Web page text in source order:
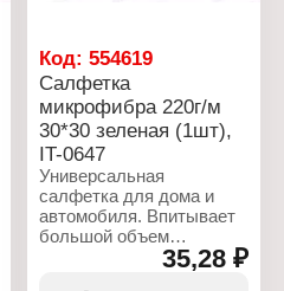
автомобиля
Плотность: 220 г/м2
Количество: 1 шт
Размер: 30х30 см
Материал: микрофибра
Состав: 20% полиамид,
80% полиэстер
Цвет: синий
Код:554619
Салфетка
микрофибра 220г/м
30*30 зеленая (1шт),
IT-0647
Универсальная
салфетка для дома и
автомобиля. Впитывает
большой объем
жидкости, масла и жир.
Вбирает в себя пыль,
35,28 ₽